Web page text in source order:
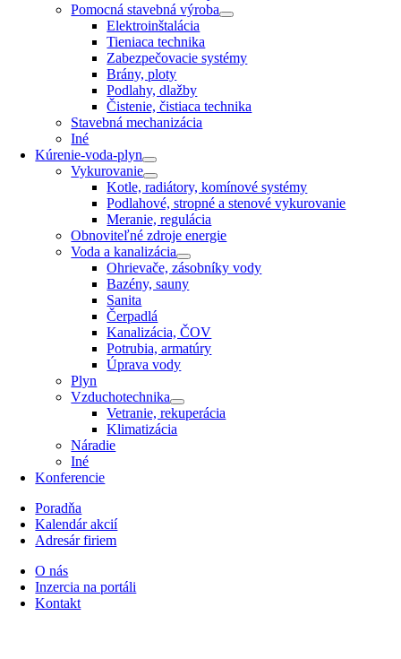
Pomocná stavebná výroba
Elektroinštalácia
Tieniaca technika
Zabezpečovacie systémy
Brány, ploty
Podlahy, dlažby
Čistenie, čistiaca technika
Stavebná mechanizácia
Iné
Kúrenie-voda-plyn
Vykurovanie
Kotle, radiátory, komínové systémy
Podlahové, stropné a stenové vykurovanie
Meranie, regulácia
Obnoviteľné zdroje energie
Voda a kanalizácia
Ohrievače, zásobníky vody
Bazény, sauny
Sanita
Čerpadlá
Kanalizácia, ČOV
Potrubia, armatúry
Úprava vody
Plyn
Vzduchotechnika
Vetranie, rekuperácia
Klimatizácia
Náradie
Iné
Konferencie
Poradňa
Kalendár akcií
Adresár firiem
O nás
Inzercia na portáli
Kontakt